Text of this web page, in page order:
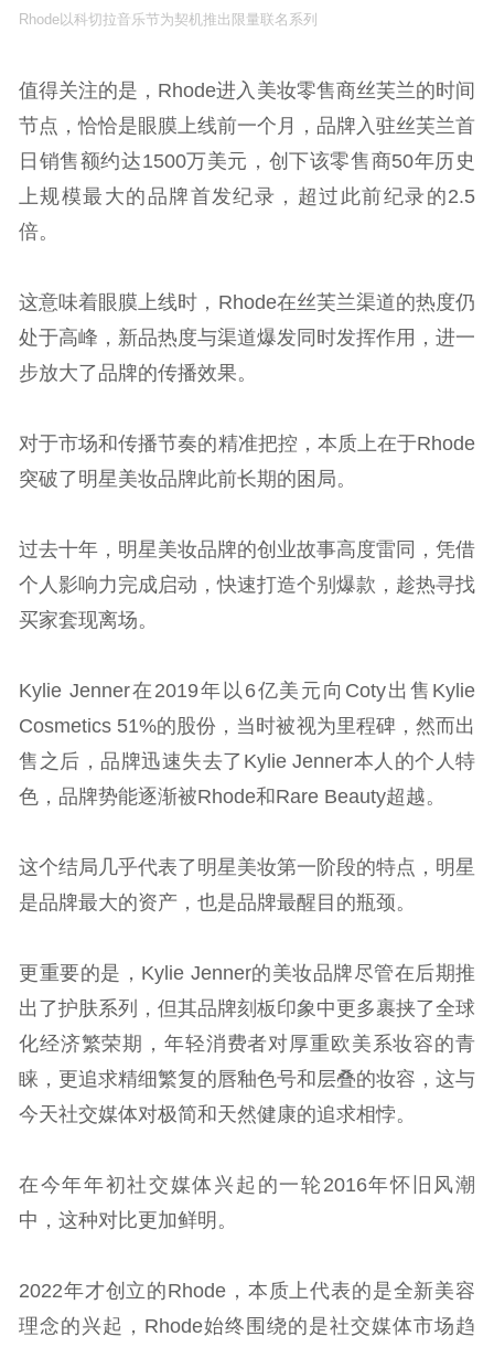
Rhode以科切拉音乐节为契机推出限量联名系列
值得关注的是，Rhode进入美妆零售商丝芙兰的时间
节点，恰恰是眼膜上线前一个月，品牌入驻丝芙兰首
日销售额约达1500万美元，创下该零售商50年历史
上规模最大的品牌首发纪录，超过此前纪录的2.5
倍。
这意味着眼膜上线时，Rhode在丝芙兰渠道的热度仍
处于高峰，新品热度与渠道爆发同时发挥作用，进一
步放大了品牌的传播效果。
对于市场和传播节奏的精准把控，本质上在于Rhode
突破了明星美妆品牌此前长期的困局。
过去十年，明星美妆品牌的创业故事高度雷同，凭借
个人影响力完成启动，快速打造个别爆款，趁热寻找
买家套现离场。
Kylie Jenner在2019年以6亿美元向Coty出售Kylie
Cosmetics 51%的股份，当时被视为里程碑，然而出
售之后，品牌迅速失去了Kylie Jenner本人的个人特
色，品牌势能逐渐被Rhode和Rare Beauty超越。
这个结局几乎代表了明星美妆第一阶段的特点，明星
是品牌最大的资产，也是品牌最醒目的瓶颈。
更重要的是，Kylie Jenner的美妆品牌尽管在后期推
出了护肤系列，但其品牌刻板印象中更多裹挟了全球
化经济繁荣期，年轻消费者对厚重欧美系妆容的青
睐，更追求精细繁复的唇釉色号和层叠的妆容，这与
今天社交媒体对极简和天然健康的追求相悖。
在今年年初社交媒体兴起的一轮2016年怀旧风潮
中，这种对比更加鲜明。
2022年才创立的Rhode，本质上代表的是全新美容
理念的兴起，Rhode始终围绕的是社交媒体市场趋